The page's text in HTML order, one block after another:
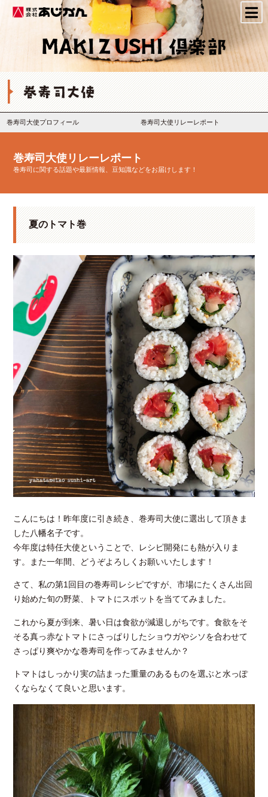
株式会社あじかん
巻寿司大使プロフィール 巻寿司大使リレーレポート
巻寿司大使リレーレポート
巻寿司に関する話題や最新情報、豆知識などをお届けします！
夏のトマト巻
こんにちは！昨年度に引き続き、巻寿司大使に選出して頂きま
した八幡名子です。
今年度は特任大使ということで、レシピ開発にも熱が入りま
す。また一年間、どうぞよろしくお願いいたします！
さて、私の第1回目の巻寿司レシピですが、市場にたくさん出回
り始めた旬の野菜、トマトにスポットを当ててみました。
これから夏が到来、暑い日は食欲が減退しがちです。食欲をそ
そる真っ赤なトマトにさっぱりしたショウガやシソを合わせて
さっぱり爽やかな巻寿司を作ってみませんか？
トマトはしっかり実の詰まった重量のあるものを選ぶと水っぽ
くならなくて良いと思います。